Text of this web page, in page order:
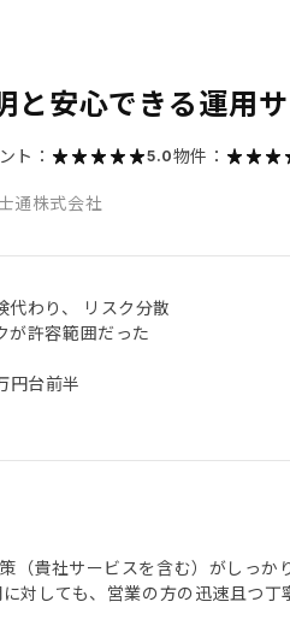
と安心できる運用
ト： 5.0物件：
通株式会社
代わり、 リスク分散
が許容範囲だった
円台前半
（貴社サービスを含む）がしっ
対しても、営業の方の迅速且つ